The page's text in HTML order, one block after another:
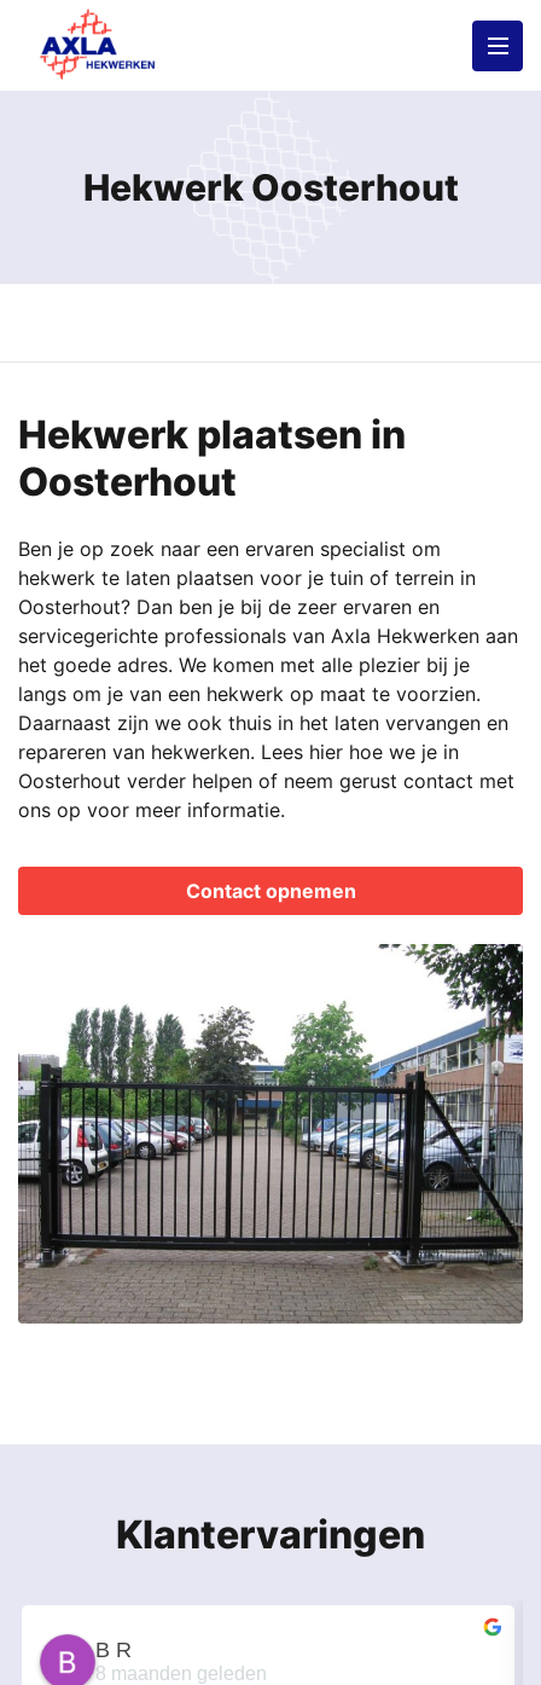
Hekwerk Oosterhout
Hekwerk plaatsen in
Oosterhout
Ben je op zoek naar een ervaren specialist om
hekwerk te laten plaatsen voor je tuin of terrein in
Oosterhout? Dan ben je bij de zeer ervaren en
servicegerichte professionals van Axla Hekwerken aan
het goede adres. We komen met alle plezier bij je
langs om je van een hekwerk op maat te voorzien.
Daarnaast zijn we ook thuis in het laten vervangen en
repareren van hekwerken. Lees hier hoe we je in
Oosterhout verder helpen of neem gerust contact met
ons op voor meer informatie.
Contact opnemen
Klantervaringen
B R
8 maanden geleden